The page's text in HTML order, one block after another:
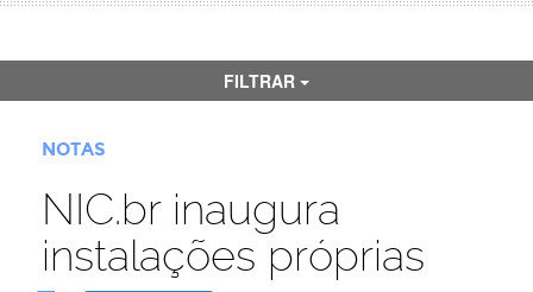
FILTRAR
NOTAS
NIC.br inaugura
instalações próprias